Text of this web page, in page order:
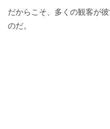
だからこそ、多くの観客が
のだ。